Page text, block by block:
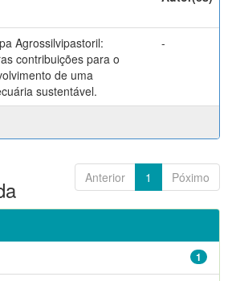
Agrossilvipastoril:
contribuições para o
de uma
sustentável.
-
Anterior 1 Póximo
1